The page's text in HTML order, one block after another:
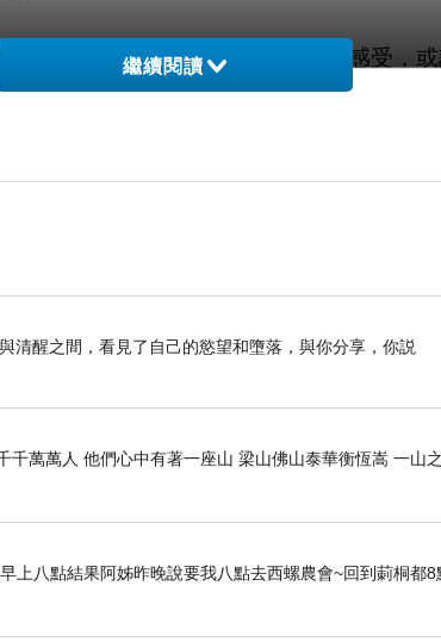
的角度重新看當下，能找到新的感受，
允許自己可以BLUE，但不要太久，才
其它精神問題。
繼續閱讀
清醒之間，看見了自己的慾望和墮落，與你分享，你説
萬萬人 他們心中有著一座山 梁山佛山泰華衡恆嵩 一山
上八點結果阿姊昨晚說要我八點去西螺農會~回到莿桐都8